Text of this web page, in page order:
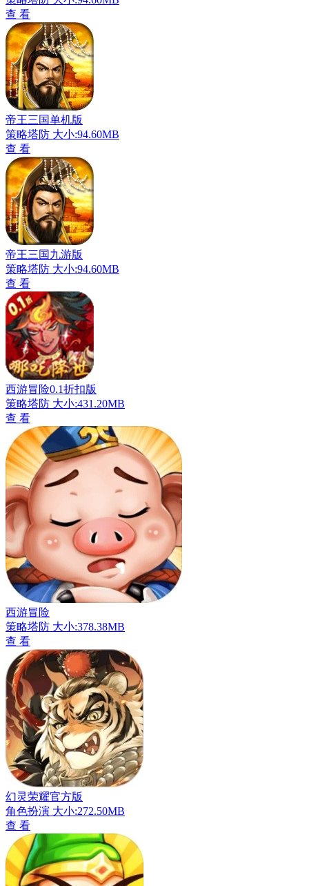
查 看
帝王三国单机版
策略塔防 大小:94.60MB
查 看
帝王三国九游版
策略塔防 大小:94.60MB
查 看
西游冒险0.1折扣版
策略塔防 大小:431.20MB
查 看
西游冒险
策略塔防 大小:378.38MB
查 看
幻灵荣耀官方版
角色扮演 大小:272.50MB
查 看